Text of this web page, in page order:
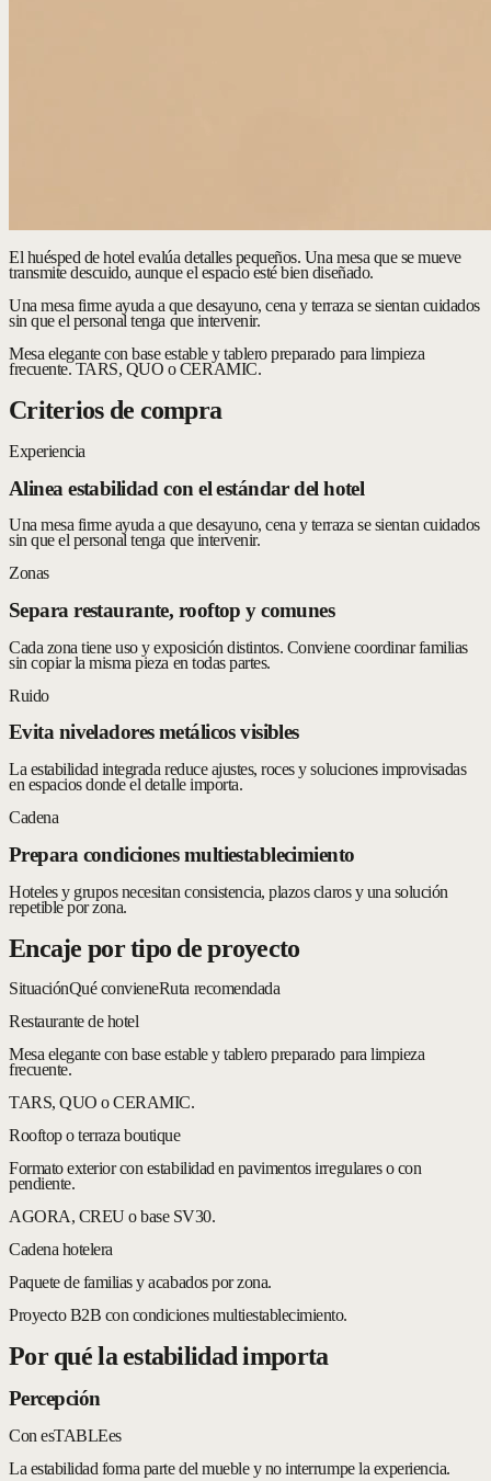
El huésped de hotel evalúa detalles pequeños. Una mesa que se mueve
transmite descuido, aunque el espacio esté bien diseñado.
Una mesa firme ayuda a que desayuno, cena y terraza se sientan cuidados
sin que el personal tenga que intervenir.
Mesa elegante con base estable y tablero preparado para limpieza
frecuente. TARS, QUO o CERAMIC.
Criterios de compra
Experiencia
Alinea estabilidad con el estándar del hotel
Una mesa firme ayuda a que desayuno, cena y terraza se sientan cuidados
sin que el personal tenga que intervenir.
Zonas
Separa restaurante, rooftop y comunes
Cada zona tiene uso y exposición distintos. Conviene coordinar familias
sin copiar la misma pieza en todas partes.
Ruido
Evita niveladores metálicos visibles
La estabilidad integrada reduce ajustes, roces y soluciones improvisadas
en espacios donde el detalle importa.
Cadena
Prepara condiciones multiestablecimiento
Hoteles y grupos necesitan consistencia, plazos claros y una solución
repetible por zona.
Encaje por tipo de proyecto
SituaciónQué convieneRuta recomendada
Restaurante de hotel
Mesa elegante con base estable y tablero preparado para limpieza
frecuente.
TARS, QUO o CERAMIC.
Rooftop o terraza boutique
Formato exterior con estabilidad en pavimentos irregulares o con
pendiente.
AGORA, CREU o base SV30.
Cadena hotelera
Paquete de familias y acabados por zona.
Proyecto B2B con condiciones multiestablecimiento.
Por qué la estabilidad importa
Percepción
Con esTABLEes
La estabilidad forma parte del mueble y no interrumpe la experiencia.